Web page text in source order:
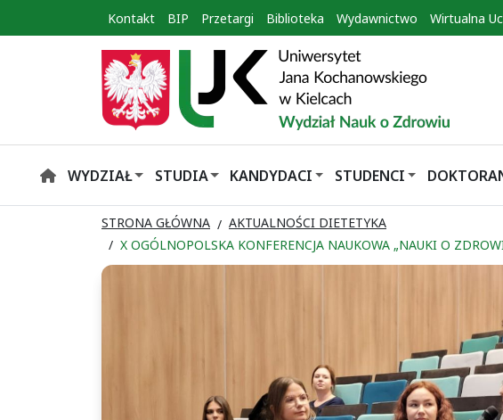
Kontakt BIP Przetargi Biblioteka Wydawnictwo Wirtualna
HOMEWYDZIAŁ STUDIA KANDYDACI STUDENCI
STRONA GŁÓWNA
AKTUALNOŚCI DIETETYKA
X OGÓLNOPOLSKA KONFERENCJA NAUKOWA „NAUKI O